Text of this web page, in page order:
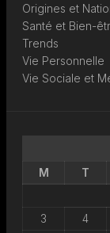
Origines et
Santé et Bien-
Trends
Vie Personnelle
Vie Sociale et
M
T
3
4